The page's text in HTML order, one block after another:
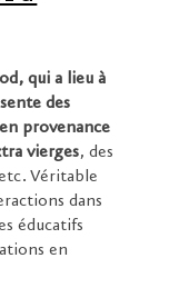
qui a lieu à
des
provenance
vierges, des
Véritable
dans
éducatifs
en